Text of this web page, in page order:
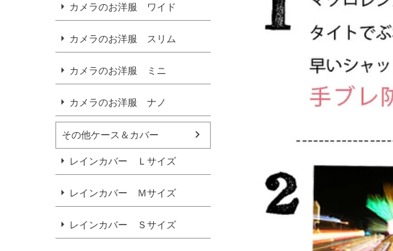
カメラのお洋服 ワイド
カメラのお洋服 スリム
カメラのお洋服 ミニ
カメラのお洋服 ナノ
その他ケース＆カバー
レインカバー Ｌサイズ
レインカバー Ｍサイズ
レインカバー Ｓサイズ